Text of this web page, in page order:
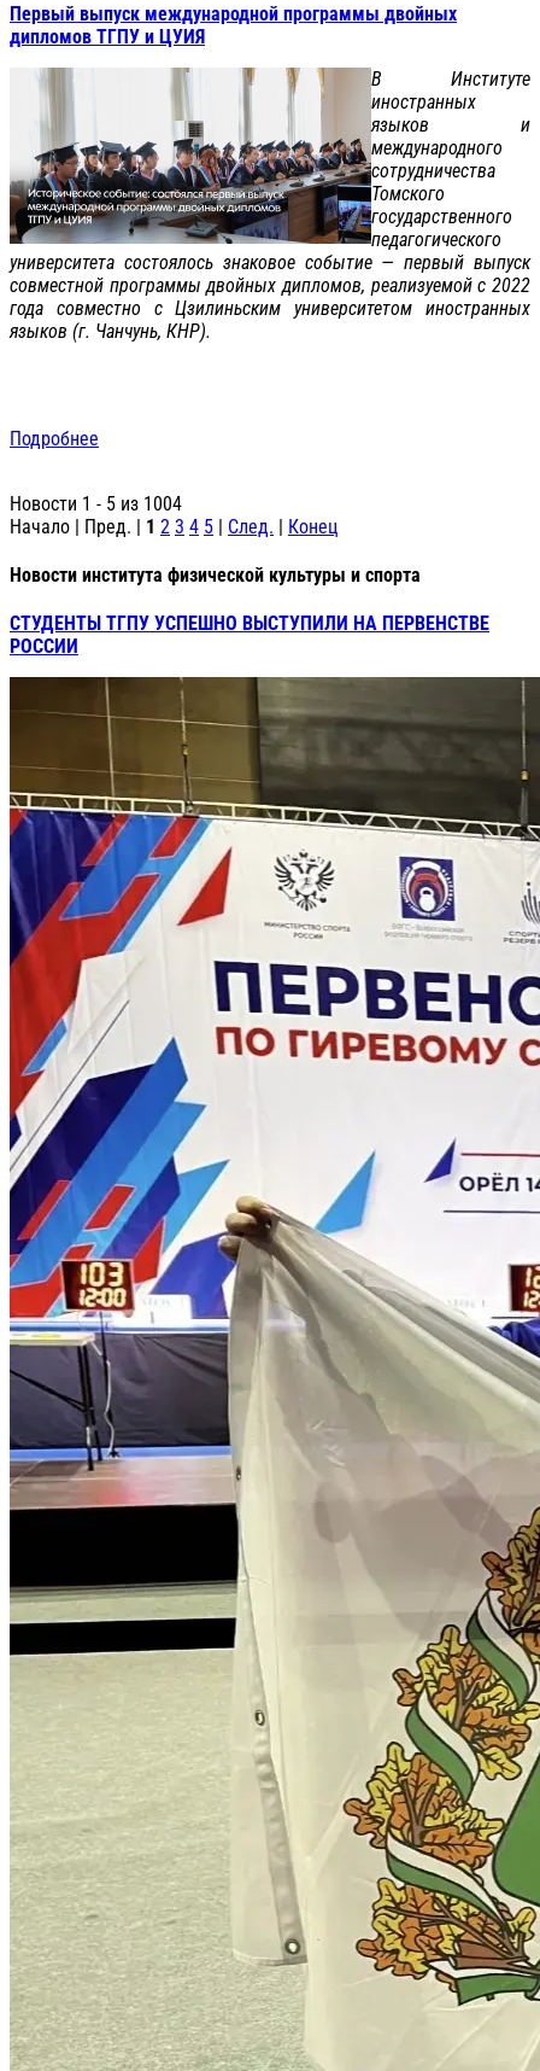
Первый выпуск международной программы двойных
дипломов ТГПУ и ЦУИЯ
В Институте
иностранных
языков и
международного
сотрудничества
Томского
государственного
педагогического
университета состоялось знаковое событие — первый выпуск
совместной программы двойных дипломов, реализуемой с 2022
года совместно с Цзилиньским университетом иностранных
языков (г. Чанчунь, КНР).
Подробнее
Новости 1 - 5 из 1004
Начало | Пред. | 1 2 3 4 5 | След. | Конец
Новости института физической культуры и спорта
СТУДЕНТЫ ТГПУ УСПЕШНО ВЫСТУПИЛИ НА ПЕРВЕНСТВЕ
РОССИИ